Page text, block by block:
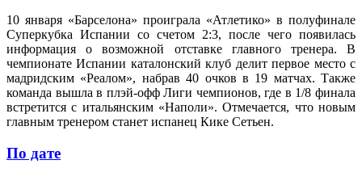
10 января «Барселона» проиграла «Атлетико» в полуфинале
Суперкубка Испании со счетом 2:3, после чего появилась
информация о возможной отставке главного тренера. В
чемпионате Испании каталонский клуб делит первое место с
мадридским «Реалом», набрав 40 очков в 19 матчах. Также
команда вышла в плэй-офф Лиги чемпионов, где в 1/8 финала
встретится с итальянским «Наполи». Отмечается, что новым
главным тренером станет испанец Кике Сетьен.
По дате